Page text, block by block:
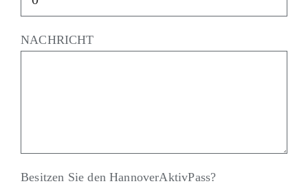
NACHRICHT
Besitzen Sie den HannoverAktivPass?